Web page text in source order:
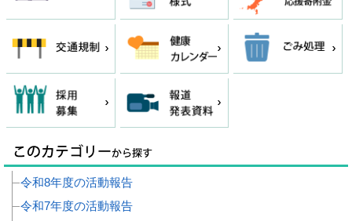
令和8年度の活動報告
令和7年度の活動報告